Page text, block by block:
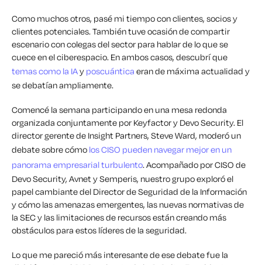
Como muchos otros, pasé mi tiempo con clientes, socios y
clientes potenciales. También tuve ocasión de compartir
escenario con colegas del sector para hablar de lo que se
cuece en el ciberespacio. En ambos casos, descubrí que
temas como la IAy poscuántica eran de máxima actualidad y
se debatían ampliamente.
Comencé la semana participando en una mesa redonda
organizada conjuntamente por Keyfactor y Devo Security. El
director gerente de Insight Partners, Steve Ward, moderó un
debate sobre cómo los CISO pueden navegar mejor en un
panorama empresarial turbulento. Acompañado por CISO de
Devo Security, Avnet y Semperis, nuestro grupo exploró el
papel cambiante del Director de Seguridad de la Información
y cómo las amenazas emergentes, las nuevas normativas de
la SEC y las limitaciones de recursos están creando más
obstáculos para estos líderes de la seguridad.
Lo que me pareció más interesante de ese debate fue la